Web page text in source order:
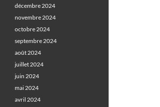
décembre 2024
novembre 2024
octobre 2024
septembre 2024
août 2024
juillet 2024
juin 2024
mai 2024
avril 2024